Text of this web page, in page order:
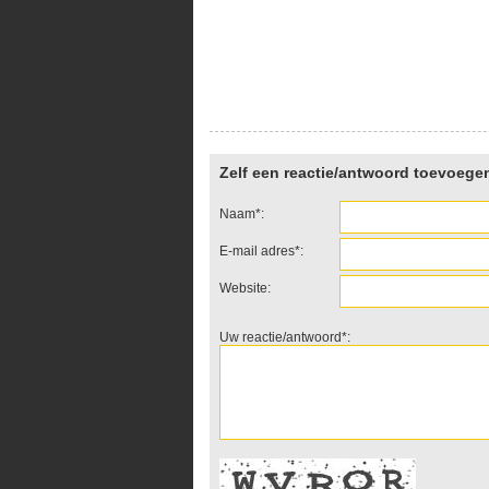
Zelf een reactie/antwoord
Naam*:
E-mail adres*:
Website:
Uw reactie/antwoord*: